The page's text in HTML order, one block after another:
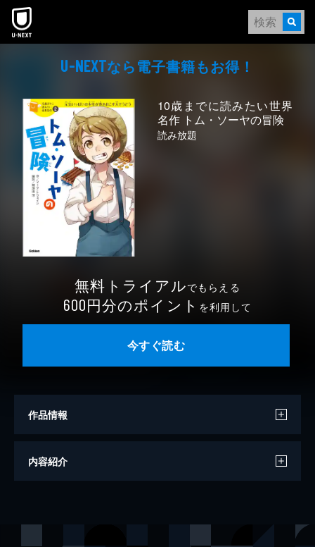
本文へスキップ
U-NEXTなら電⼦書籍もお得！
10歳までに読みたい世界
名作 トム・ソーヤの冒険
読み放題
無料トライアルでもらえる
600円分のポイント を利用して
今すぐ読む
作品情報
監修
内容紹介